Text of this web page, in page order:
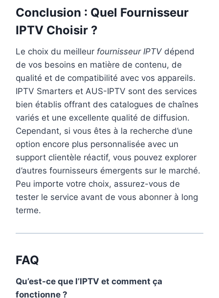
Conclusion : Quel Fournisseur
IPTV Choisir ?
Le choix du meilleur fournisseur IPTV dépend
de vos besoins en matière de contenu, de
qualité et de compatibilité avec vos appareils.
IPTV Smarters et AUS-IPTV sont des services
bien établis offrant des catalogues de chaînes
variés et une excellente qualité de diffusion.
Cependant, si vous êtes à la recherche d’une
option encore plus personnalisée avec un
support clientèle réactif, vous pouvez explorer
d’autres fournisseurs émergents sur le marché.
Peu importe votre choix, assurez-vous de
tester le service avant de vous abonner à long
terme.
FAQ
Qu’est-ce que l’IPTV et comment ça
fonctionne ?